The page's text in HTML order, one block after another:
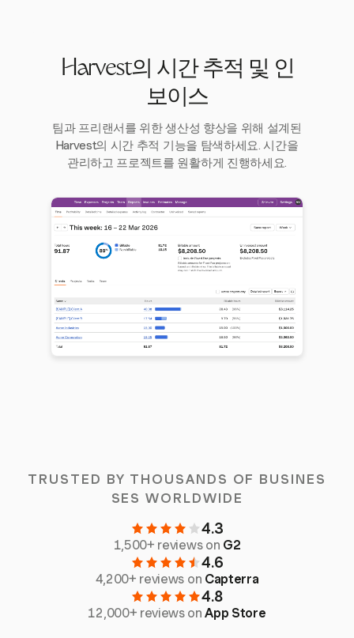
Harvest의 시간 추적 및 인
보이스
팀과 프리랜서를 위한 생산성 향상을 위해 설계된
Harvest의 시간 추적 기능을 탐색하세요. 시간을
관리하고 프로젝트를 원활하게 진행하세요.
TRUSTED BY THOUSANDS OF BUSINES
SES WORLDWIDE
4.3
1,500+ reviews on G2
4.6
4,200+ reviews on Capterra
4.8
12,000+ reviews onApp Store